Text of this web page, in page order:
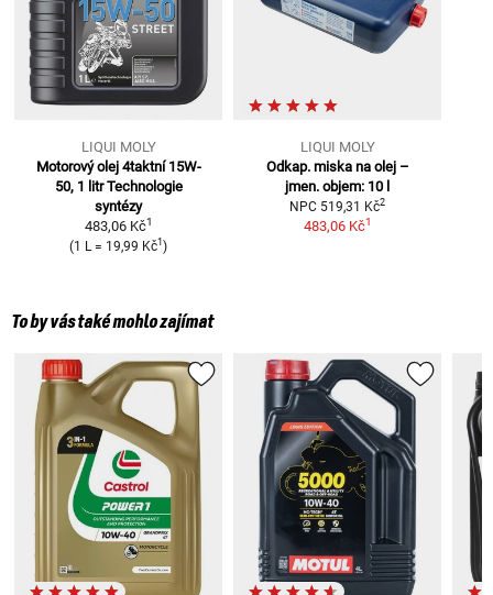
LIQUI MOLY
Motorový olej 4taktní 15W-
50, 1 litr Technologie
syntézy
483,06 Kč1
(1 L = 19,99 Kč1)
LIQUI MOLY
Odkap. miska na olej –
jmen. objem: 10 l
NPC 519,31 Kč2
483,06 Kč1
To by vás také mohlo zajímat